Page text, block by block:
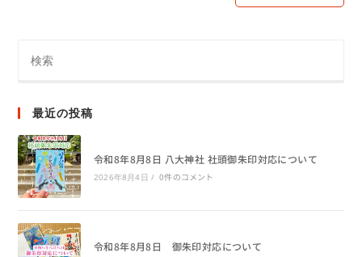
最近の投稿
令和8年8月8日 八大神社 社頭御朱印対応について
2026年8月4日 / 0件のコメント
令和8年8月8日 御朱印対応について